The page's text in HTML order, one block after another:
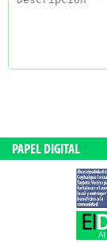
PAPEL DIGITAL